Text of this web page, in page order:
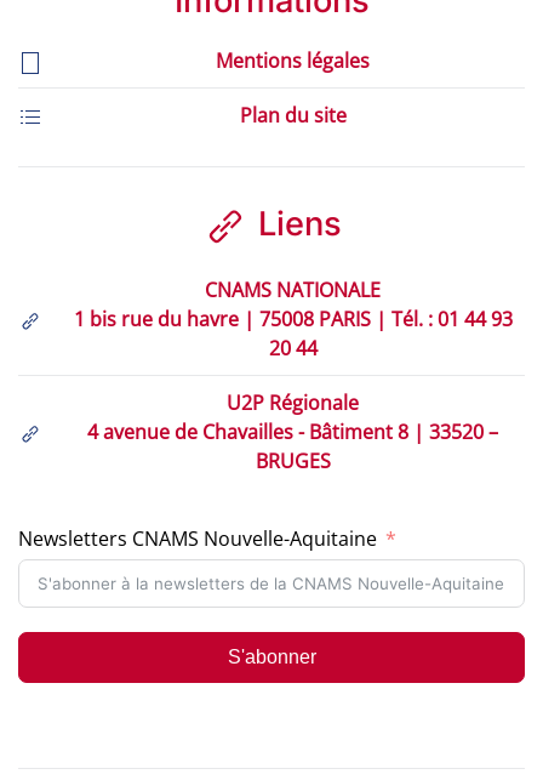
Mentions légales
Plan du site
Liens
CNAMS NATIONALE
1 bis rue du havre | 75008 PARIS | Tél. : 01 44 93
20 44
U2P Régionale
4 avenue de Chavailles - Bâtiment 8 | 33520 –
BRUGES
Newsletters CNAMS Nouvelle-Aquitaine
S'abonner